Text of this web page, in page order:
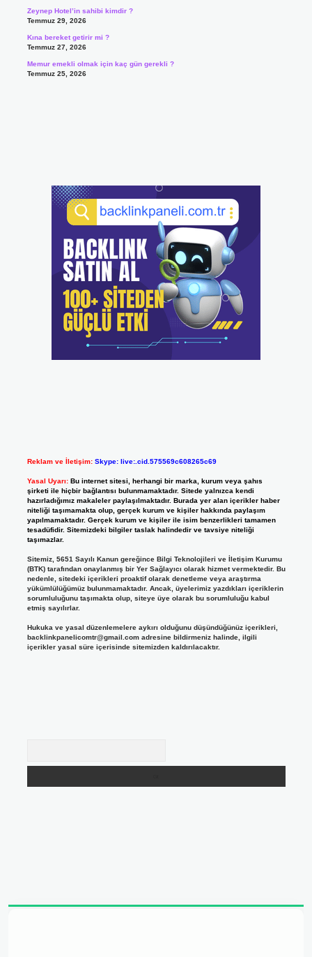
Zeynep Hotel’in sahibi kimdir ?
Temmuz 29, 2026
Kına bereket getirir mi ?
Temmuz 27, 2026
Memur emekli olmak için kaç gün gerekli ?
Temmuz 25, 2026
Reklam ve İletişim: Skype: live:.cid.575569c608265c69
Yasal Uyarı: Bu internet sitesi, herhangi bir marka, kurum veya şahıs
şirketi ile hiçbir bağlantısı bulunmamaktadır. Sitede yalnızca kendi
hazırladığımız makaleler paylaşılmaktadır. Burada yer alan içerikler haber
niteliği taşımamakta olup, gerçek kurum ve kişiler hakkında paylaşım
yapılmamaktadır. Gerçek kurum ve kişiler ile isim benzerlikleri tamamen
tesadüfidir. Sitemizdeki bilgiler taslak halindedir ve tavsiye niteliği
taşımazlar.
Sitemiz, 5651 Sayılı Kanun gereğince Bilgi Teknolojileri ve İletişim Kurumu
(BTK) tarafından onaylanmış bir Yer Sağlayıcı olarak hizmet vermektedir. Bu
nedenle, sitedeki içerikleri proaktif olarak denetleme veya araştırma
yükümlülüğümüz bulunmamaktadır. Ancak, üyelerimiz yazdıkları içeriklerin
sorumluluğunu taşımakta olup, siteye üye olarak bu sorumluluğu kabul
etmiş sayılırlar.
Hukuka ve yasal düzenlemelere aykırı olduğunu düşündüğünüz içerikleri,
backlinkpanelicomtr@gmail.comadresine bildirmeniz halinde, ilgili
içerikler yasal süre içerisinde sitemizden kaldırılacaktır.